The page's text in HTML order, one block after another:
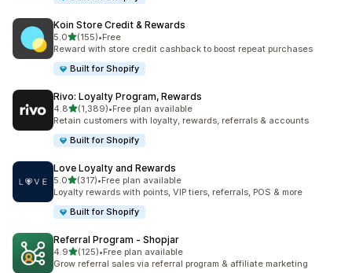
Koin Store Credit & Rewards
5.0별 5개 중
(155)
총 리뷰 155개
•Free
Reward with store credit cashback to boost repeat purchases
Built for Shopify
Rivo: Loyalty Program, Rewards
4.8별 5개 중
(1,389)
총 리뷰 1389개
•Free plan available
Retain customers with loyalty, rewards, referrals & accounts
Built for Shopify
Love Loyalty and Rewards
5.0별 5개 중
(317)
총 리뷰 317개
•Free plan available
Loyalty rewards with points, VIP tiers, referrals, POS & more
Built for Shopify
Referral Program ‑ Shopjar
4.9별 5개 중
(125)
총 리뷰 125개
•Free plan available
Grow referral sales via referral program & affiliate marketing